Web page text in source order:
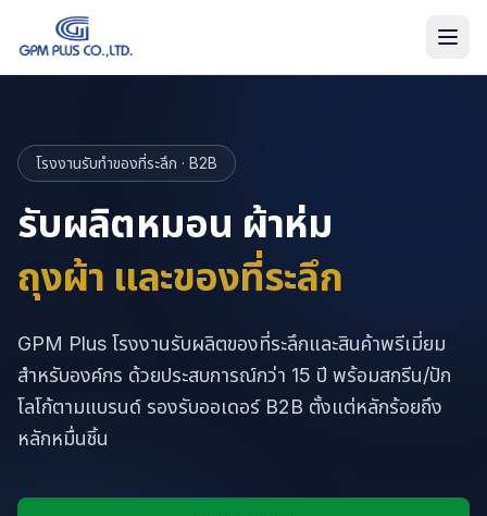
โรงงานรับทำของที่ระลึก · B2B
รับผลิตหมอน ผ้าห่ม
ถุงผ้า และของที่ระลึก
GPM Plus โรงงานรับผลิตของที่ระลึกและสินค้าพรีเมี่ยม
สำหรับองค์กร ด้วยประสบการณ์กว่า 15 ปี พร้อมสกรีน/ปัก
โลโก้ตามแบรนด์ รองรับออเดอร์ B2B ตั้งแต่หลักร้อยถึง
หลักหมื่นชิ้น